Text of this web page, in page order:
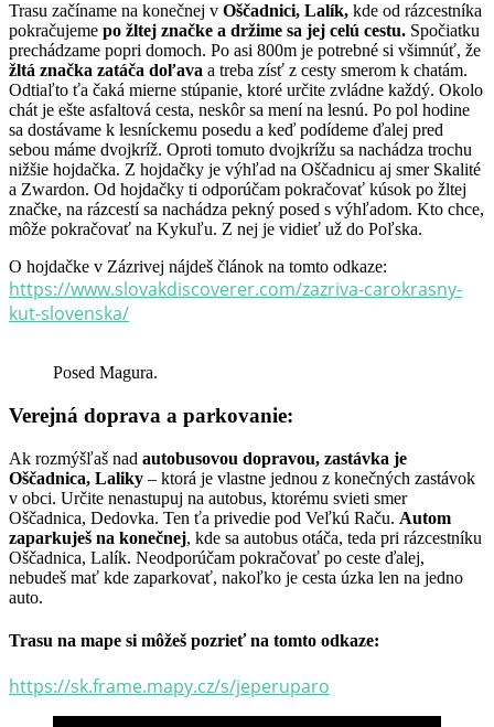
Trasu začíname na konečnej v Oščadnici, Lalík, kde od rázcestníka
pokračujeme po žltej značke a držime sa jej celú cestu. Spočiatku
prechádzame popri domoch. Po asi 800m je potrebné si všimnúť, že
žltá značka zatáča doľava a treba zísť z cesty smerom k chatám.
Odtiaľto ťa čaká mierne stúpanie, ktoré určite zvládne každý. Okolo
chát je ešte asfaltová cesta, neskôr sa mení na lesnú. Po pol hodine
sa dostávame k lesníckemu posedu a keď podídeme ďalej pred
sebou máme dvojkríž. Oproti tomuto dvojkrížu sa nachádza trochu
nižšie hojdačka. Z hojdačky je výhľad na Oščadnicu aj smer Skalité
a Zwardon. Od hojdačky ti odporúčam pokračovať kúsok po žltej
značke, na rázcestí sa nachádza pekný posed s výhľadom. Kto chce,
môže pokračovať na Kykuľu. Z nej je vidieť už do Poľska.
O hojdačke v Zázrivej nájdeš článok na tomto odkaze:
https://www.slovakdiscoverer.com/zazriva-carokrasny-
kut-slovenska/
Posed Magura.
Verejná doprava a parkovanie:
Ak rozmýšľaš nad autobusovou dopravou, zastávka je
Oščadnica, Laliky – ktorá je vlastne jednou z konečných zastávok
v obci. Určite nenastupuj na autobus, ktorému svieti smer
Oščadnica, Dedovka. Ten ťa privedie pod Veľkú Raču. Autom
zaparkuješ na konečnej, kde sa autobus otáča, teda pri rázcestníku
Oščadnica, Lalík. Neodporúčam pokračovať po ceste ďalej,
nebudeš mať kde zaparkovať, nakoľko je cesta úzka len na jedno
auto.
Trasu na mape si môžeš pozrieť na tomto odkaze:
https://sk.frame.mapy.cz/s/jeperuparo